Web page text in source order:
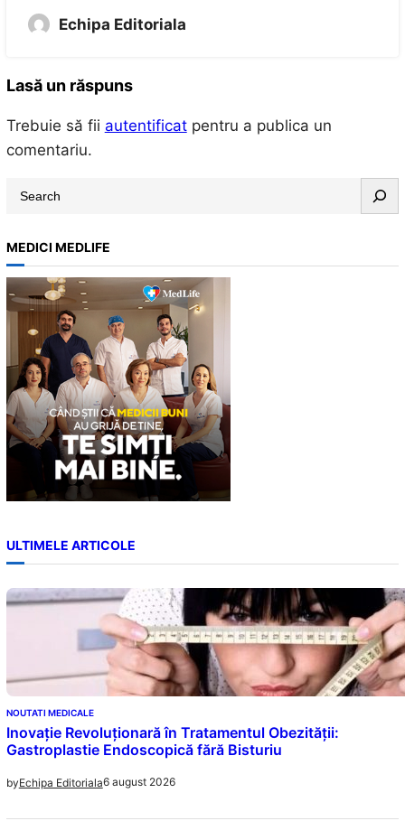
Echipa Editoriala
Lasă un răspuns
Trebuie să fii autentificatpentru a publica un
comentariu.
r
c
h
MEDICI MEDLIFE
ULTIMELE ARTICOLE
NOUTATI MEDICALE
Inovație Revoluționară în Tratamentul Obezității:
Gastroplastie Endoscopică fără Bisturiu
byEchipa Editoriala6 august 2026